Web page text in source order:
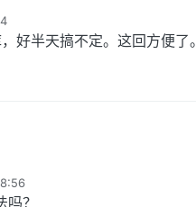
好半天搞不定。这回方便了。
？